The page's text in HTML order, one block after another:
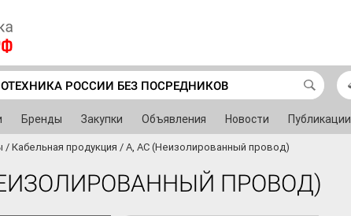
РОССИИ БЕЗ ПОСРЕДНИКОВ
Бренды Закупки Объявления Новости Публикации
/ Кабельная продукция / А, АС (Неизолированный провод)
ПРОВОД)